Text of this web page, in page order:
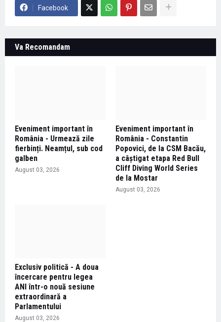
Facebook
Va Recomandam
Eveniment important în
România - Urmează zile
fierbinți. Neamțul, sub cod
galben
August 03, 2026
Eveniment important în
România - Constantin
Popovici, de la CSM Bacău,
a câștigat etapa Red Bull
Cliff Diving World Series
de la Mostar
August 03, 2026
Exclusiv politică - A doua
încercare pentru legea
ANI într-o nouă sesiune
extraordinară a
Parlamentului
August 03, 2026